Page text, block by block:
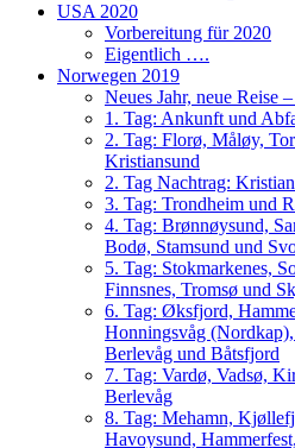
USA 2020
Vorbereitung für 2020
Eigentlich ….
Norwegen 2019
Neues Jahr, neue Reise
1. Tag: Ankunft und
2. Tag: Florø, Måløy,
Kristiansund
2. Tag Nachtrag:
3. Tag: Trondheim und
4. Tag: Brønnøysund,
Bodø, Stamsund und
5. Tag: Stokmarkenes,
Finnsnes, Tromsø und
6. Tag: Øksfjord,
Honningsvåg
Berlevåg und Båtsfjord
7. Tag: Vardø, Vadsø,
Berlevåg
8. Tag: Mehamn,
Havoysund,